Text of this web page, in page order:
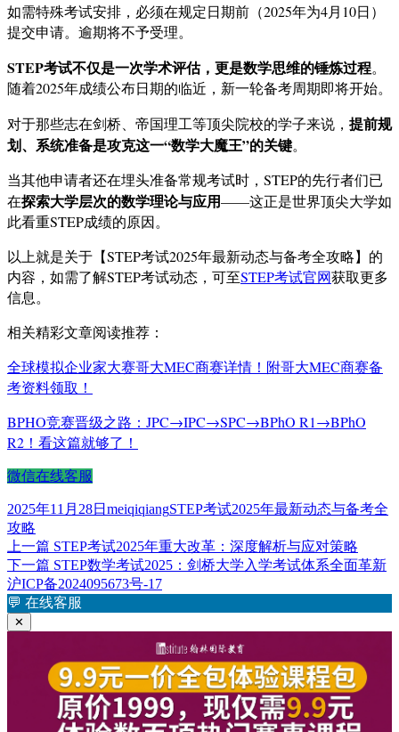
如需特殊考试安排，必须在规定日期前（2025年为4月10日）
提交申请。逾期将不予受理。
STEP考试不仅是一次学术评估，更是数学思维的锤炼过程。
随着2025年成绩公布日期的临近，新一轮备考周期即将开始。
对于那些志在剑桥、帝国理工等顶尖院校的学子来说， 提前规
划、系统准备是攻克这一“数学大魔王”的关键。
当其他申请者还在埋头准备常规考试时，STEP的先行者们已
在探索大学层次的数学理论与应用——这正是世界顶尖大学如
此看重STEP成绩的原因。
以上就是关于【STEP考试2025年最新动态与备考全攻略】的
内容，如需了解STEP考试动态，可至STEP考试官网获取更多
信息。
相关精彩文章阅读推荐：
全球模拟企业家大赛哥大MEC商赛详情！附哥大MEC商赛备
考资料领取！
BPHO竞赛晋级之路：JPC→IPC→SPC→BPhO R1→BPhO
R2！看这篇就够了！
微信在线客服
发
布
于
2025年11月28日 作
meiqiqiang标
STEP考试2025年最新动态与备考全
攻略
文
章
导
航
上一篇 上
篇
文
章：
STEP考试2025年重大改革：深度解析与应对策略
下一篇 下
篇
文
STEP数学考试2025：剑桥大学入学考试体系全面革新
沪ICP备2024095673号-17
💬 在线客服
✕